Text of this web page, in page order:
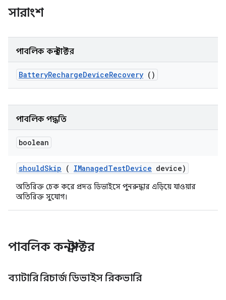
সারাংশ
পাবলিক কনস্ট্রাক্টর
BatteryRechargeDeviceRecovery ()
পাবলিক পদ্ধতি
boolean
shouldSkip ( IManagedTestDevice device)
অতিরিক্ত চেক করে প্রদত্ত ডিভাইসে পুনরুদ্ধার এড়িয়ে যাওয়ার
অতিরিক্ত সুযোগ।
পাবলিক কনস্ট্রাক্টর
ব্যাটারি রিচার্জ ডিভাইস রিকভারি